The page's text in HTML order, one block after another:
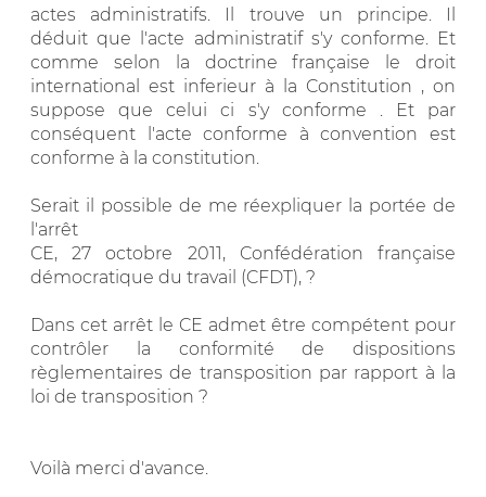
actes administratifs. Il trouve un principe. Il
déduit que l'acte administratif s'y conforme. Et
comme selon la doctrine française le droit
international est inferieur à la Constitution , on
suppose que celui ci s'y conforme . Et par
conséquent l'acte conforme à convention est
conforme à la constitution.
Serait il possible de me réexpliquer la portée de
l'arrêt
CE, 27 octobre 2011, Confédération française
démocratique du travail (CFDT), ?
Dans cet arrêt le CE admet être compétent pour
contrôler la conformité de dispositions
règlementaires de transposition par rapport à la
loi de transposition ?
Voilà merci d'avance.